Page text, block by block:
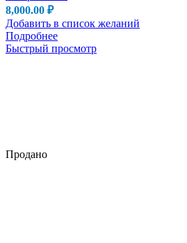
Продано
8,000.00 ₽
Добавить в список желаний
Подробнее
Быстрый просмотр